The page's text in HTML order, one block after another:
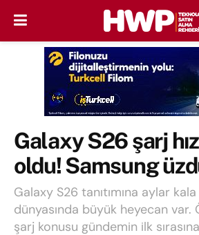
Galaxy S26 şarj
oldu! Samsung
Galaxy S26 tanıtımına aylar
dünyasında büyük heyecan var.
şarj konusu gündemin ilk